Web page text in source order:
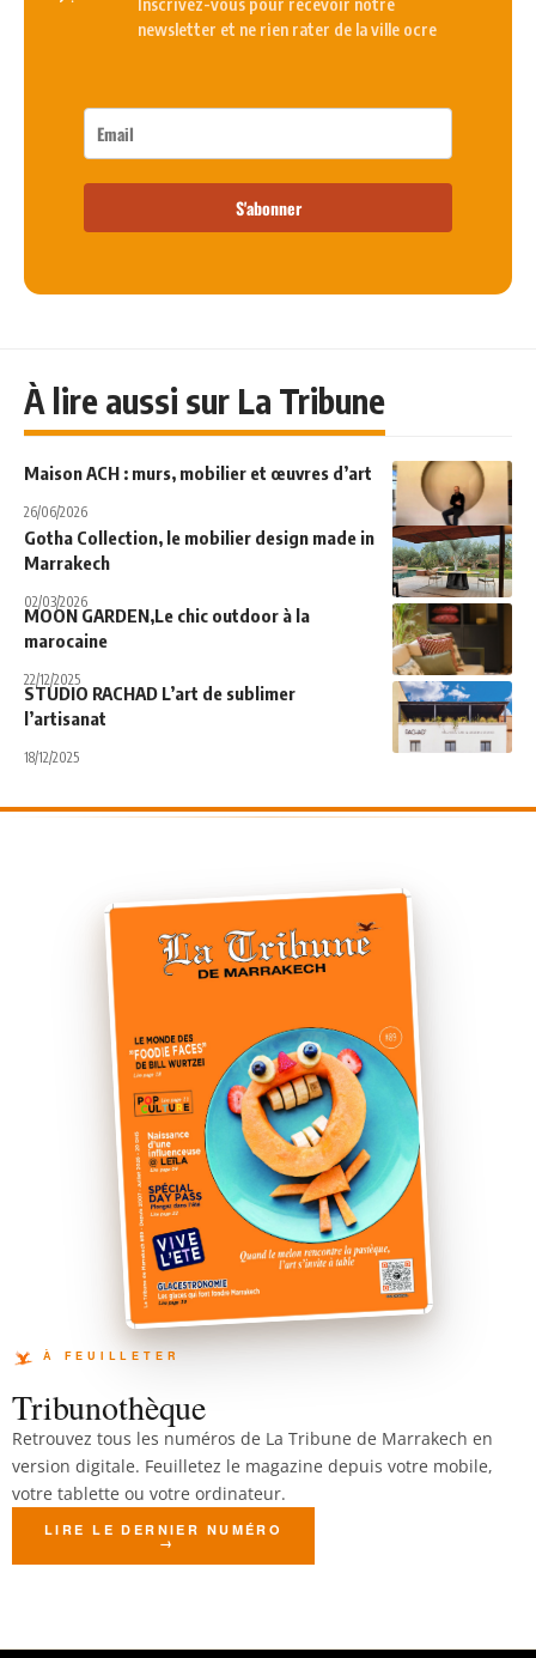
Inscrivez-vous pour recevoir notre
newsletter et ne rien rater de la ville ocre
S'abonner
À lire aussi sur La Tribune
Maison ACH : murs, mobilier et œuvres d’art
26/06/2026
Gotha Collection, le mobilier design made in
Marrakech
02/03/2026
MOON GARDEN,Le chic outdoor à la
marocaine
22/12/2025
STUDIO RACHAD L’art de sublimer
l’artisanat
18/12/2025
Tribunothèque
Retrouvez tous les numéros de La Tribune de Marrakech en
version digitale. Feuilletez le magazine depuis votre mobile,
votre tablette ou votre ordinateur.
LIRE LE DERNIER NUMÉRO